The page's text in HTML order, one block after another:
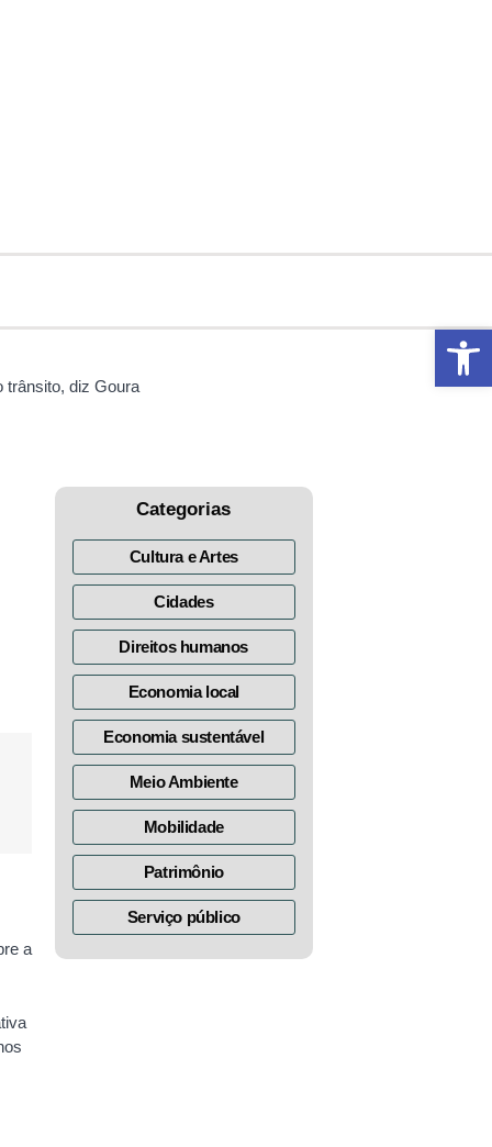
trânsito, diz Goura
a
Categorias
Cultura e Artes
Cidades
Direitos humanos
Economia local
Economia sustentável
Meio Ambiente
Mobilidade
Patrimônio
Serviço público
Abrir